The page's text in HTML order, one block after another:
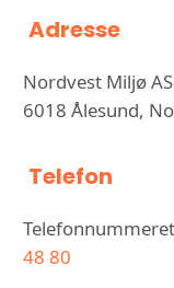
Adresse
Nordvest Miljø
6018 Ålesund,
Telefon
48 80